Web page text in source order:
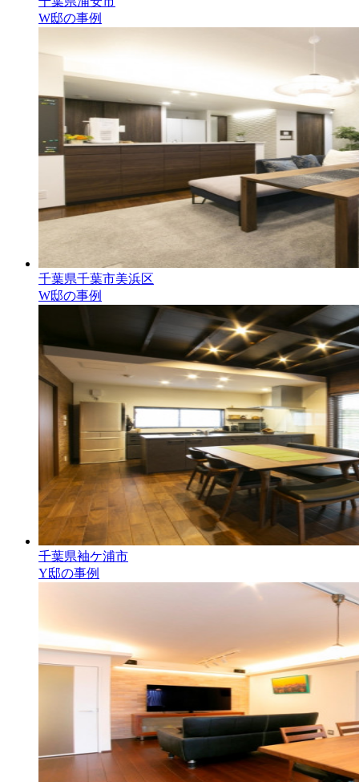
W邸の事例
千葉県千葉市美浜区
W邸の事例
千葉県袖ケ浦市
Y邸の事例